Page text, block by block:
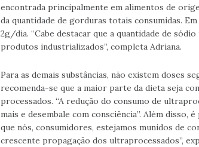
encontrada principalmente em alimentos de
da quantidade de gorduras totais consumidas.
2g/dia. “Cabe destacar que a quantidade de
produtos industrializados”, completa Adriana.
Para as demais substâncias, não existem doses
recomenda-se que a maior parte da dieta seja
processados. “A redução do consumo de
mais e desembale com consciência”. Além
que nós, consumidores, estejamos munidos de
crescente propagação dos ultraprocessados”,